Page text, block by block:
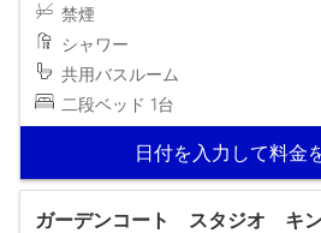
禁煙
シャワー
共用バスルーム
二段ベッド 1台
日付を入力して料金
ガーデンコート スタジオ キ